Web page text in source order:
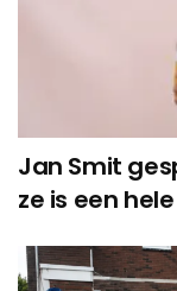
Jan Smit
ze is een